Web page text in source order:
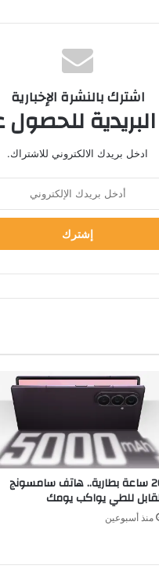
اشترك بالنشرة الإخبارية
للحصول
ادخل بريدك الالكتروني للاشتراك.
26 ساعة بطارية.. هاتف سامسونج
للطي يواكب يومك
منذ أسبوعين